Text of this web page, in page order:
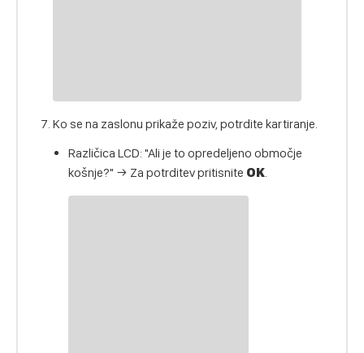
Ko se na zaslonu prikaže poziv, potrdite kartiranje.
Različica LCD: "Ali je to opredeljeno območje
košnje?" → Za potrditev pritisnite OK.